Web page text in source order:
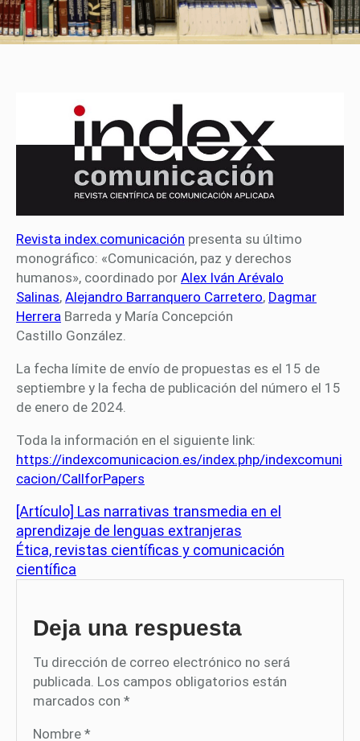
Revista index.comunicación presenta su último
monográfico: «Comunicación, paz y derechos
humanos», coordinado por Alex Iván Arévalo
Salinas, Alejandro Barranquero Carretero, Dagmar
Herrera Barreda y María Concepción
Castillo González.
La fecha límite de envío de propuestas es el 15 de
septiembre y la fecha de publicación del número el 15
de enero de 2024.
Toda la información en el siguiente link:
https://indexcomunicacion.es/index.php/indexcomuni
cacion/CallforPapers
[Artículo] Las narrativas transmedia en el
aprendizaje de lenguas extranjeras
Ética, revistas científicas y comunicación
científica
Deja una respuesta
Tu dirección de correo electrónico no será
publicada. Los campos obligatorios están
marcados con *
Nombre *